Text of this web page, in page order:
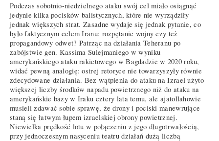
Podczas sobotnio-niedzielnego ataku swój cel miało osiągnąć
jedynie kilka pocisków balistycznych, które nie wyrządziły
jednak większych strat. Zasadne wydaje się jednak pytanie, co
było faktycznym celem Iranu: rozpętanie wojny czy też
propagandowy odwet? Patrząc na działania Teheranu po
zabójstwie gen. Kassima Sulejmaniego w wyniku
amerykańskiego ataku rakietowego w Bagdadzie w 2020 roku,
widać pewną analogię: ostrej retoryce nie towarzyszyły równie
zdecydowane działania. Bez wątpienia do ataku na Izrael użyto
większej liczby środków napadu powietrznego niż do ataku na
amerykańskie bazy w Iraku cztery lata temu, ale ajatollahowie
musieli zdawać sobie sprawę, że drony i pociski manewrujące
staną się łatwym łupem izraelskiej obrony powietrznej.
Niewielka prędkość lotu w połączeniu z jego długotrwałością,
przy jednoczesnym nasyceniu teatru działań dużą liczbą